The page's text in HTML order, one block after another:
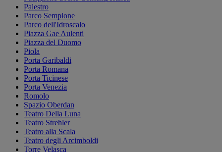
Palestro
Parco Sempione
Parco dell'Idroscalo
Piazza Gae Aulenti
Piazza del Duomo
Piola
Porta Garibaldi
Porta Romana
Porta Ticinese
Porta Venezia
Romolo
Spazio Oberdan
Teatro Della Luna
Teatro Strehler
Teatro alla Scala
Teatro degli Arcimboldi
Torre Velasca